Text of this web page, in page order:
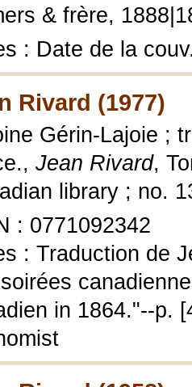
& frère,
: Date de la
Rivard (1977)
Gérin-Lajoie ;
Jean Rivard,
library ; no.
: 0771092342
: Traduction de
in 1864."--p.